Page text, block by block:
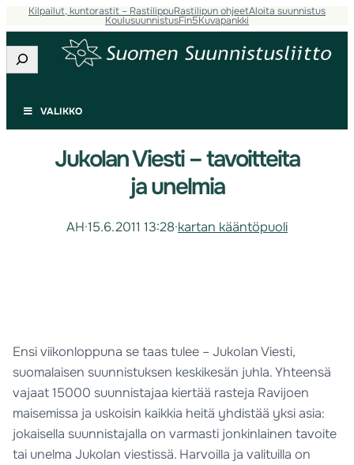
Kilpailut, kuntorastit – RastilippuRastilipun ohjeetAloita suunnistus
KoulusuunnistusFin5Kuvapankki
Etsi
VALIKKO
Jukolan Viesti – tavoitteita
ja unelmia
AH·15.6.2011 13:28·kartan kääntöpuoli
Ensi viikonloppuna se taas tulee – Jukolan Viesti,
suomalaisen suunnistuksen keskikesän juhla. Yhteensä
vajaat 15000 suunnistajaa kiertää rasteja Ravijoen
maisemissa ja uskoisin kaikkia heitä yhdistää yksi asia:
jokaisella suunnistajalla on varmasti jonkinlainen tavoite
tai unelma Jukolan viestissä. Harvoilla ja valituilla on